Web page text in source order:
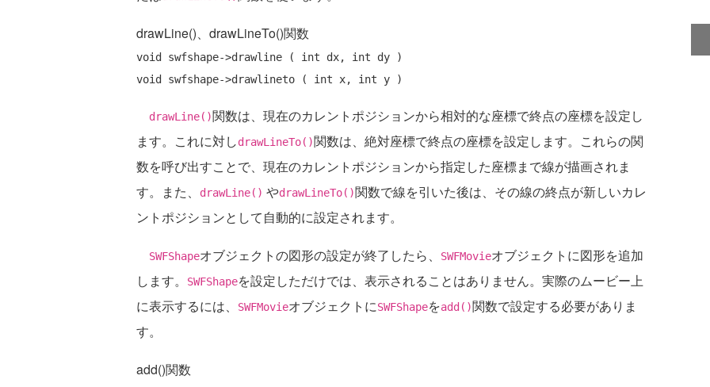
drawLine()、drawLineTo()関数
void swfshape->drawline ( int dx, int dy )
drawLine()関数は、現在のカレントポジションから相対的な座標で終点の座標を設定し
ます。これに対しdrawLineTo()関数は、絶対座標で終点の座標を設定します。これらの関
数を呼び出すことで、現在のカレントポジションから指定した座標まで線が描画されま
す。また、
drawLine() やdrawLineTo()関数で線を引いた後は、その線の終点が新しいカレ
ントポジションとして自動的に設定されます。
SWFShapeオブジェクトの図形の設定が終了したら、 SWFMovieオブジェクトに図形を追加
します。
SWFShapeを設定しただけでは、表示されることはありません。実際のムービー上
に表示するには、
SWFMovieオブジェクトにSWFShapeをadd()関数で設定する必要がありま
す。
add()関数